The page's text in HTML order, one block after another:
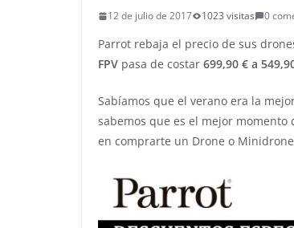
12 de julio de 2017 1023 visitas 0
Parrot rebaja el precio de sus
FPV pasa de costar 699,90 € a
Sabíamos que el verano era la
sabemos que es el mejor
en comprarte un Drone o